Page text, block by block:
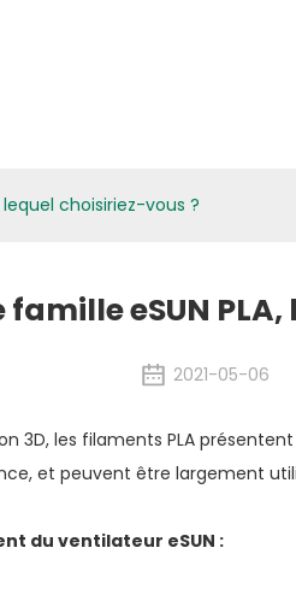
lequel choisiriez-vous ?
eSUN
2021-05-06
3D, les filaments PLA
et peuvent être largement
du ventilateur eSUN :